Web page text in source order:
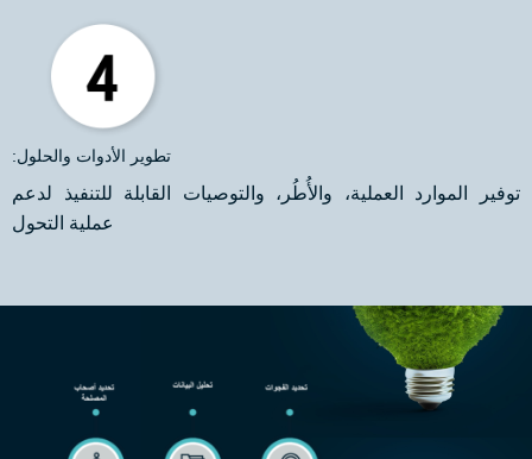
:تطوير الأدوات والحلول
توفير الموارد العملية، والأُطُر، والتوصيات القابلة للتنفيذ لدعم
عملية التحول